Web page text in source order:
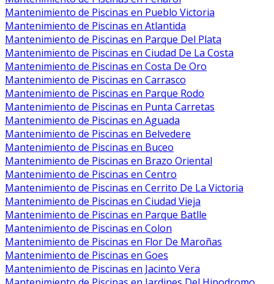
Mantenimiento de Piscinas en Pueblo Victoria
Mantenimiento de Piscinas en Atlantida
Mantenimiento de Piscinas en Parque Del Plata
Mantenimiento de Piscinas en Ciudad De La Costa
Mantenimiento de Piscinas en Costa De Oro
Mantenimiento de Piscinas en Carrasco
Mantenimiento de Piscinas en Parque Rodo
Mantenimiento de Piscinas en Punta Carretas
Mantenimiento de Piscinas en Aguada
Mantenimiento de Piscinas en Belvedere
Mantenimiento de Piscinas en Buceo
Mantenimiento de Piscinas en Brazo Oriental
Mantenimiento de Piscinas en Centro
Mantenimiento de Piscinas en Cerrito De La Victoria
Mantenimiento de Piscinas en Ciudad Vieja
Mantenimiento de Piscinas en Parque Batlle
Mantenimiento de Piscinas en Colon
Mantenimiento de Piscinas en Flor De Maroñas
Mantenimiento de Piscinas en Goes
Mantenimiento de Piscinas en Jacinto Vera